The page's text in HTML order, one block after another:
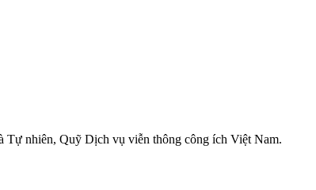
Tự nhiên, Quỹ Dịch vụ viễn thông công ích Việt Nam.